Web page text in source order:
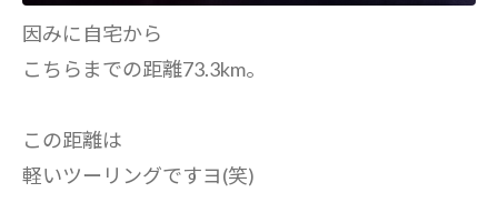
因みに自宅から
こちらまでの距離73.3km。
この距離は
軽いツーリングですヨ(笑)